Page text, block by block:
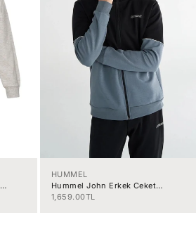
HUMMEL
Hummel John Erkek Ceket
922413-2001
İndirimli fiyat
1,659.00TL